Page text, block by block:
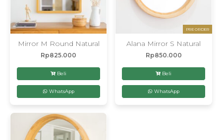
Mirror M Round Natural
Rp825.000
Beli
WhatsApp
PRE ORDER
Alana Mirror S Natural
Rp850.000
Beli
WhatsApp